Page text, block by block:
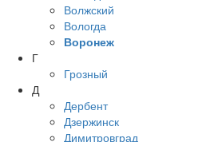
Волжский
Вологда
Воронеж
Г
Грозный
Д
Дербент
Дзержинск
Димитровград